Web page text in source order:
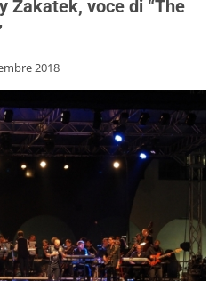
Zakatek, voce di “The
2018